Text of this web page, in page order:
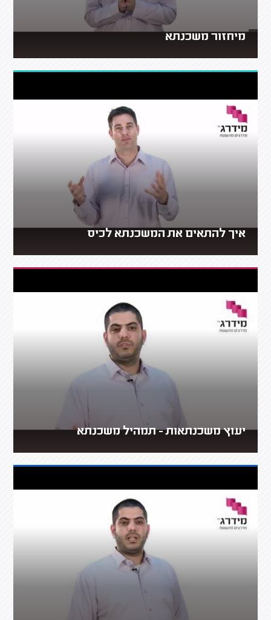
מיחזור משכנתא
איך להתאים את המשכנתא לכיס
יעוץ משכנתאות - תמהיל משכנתא